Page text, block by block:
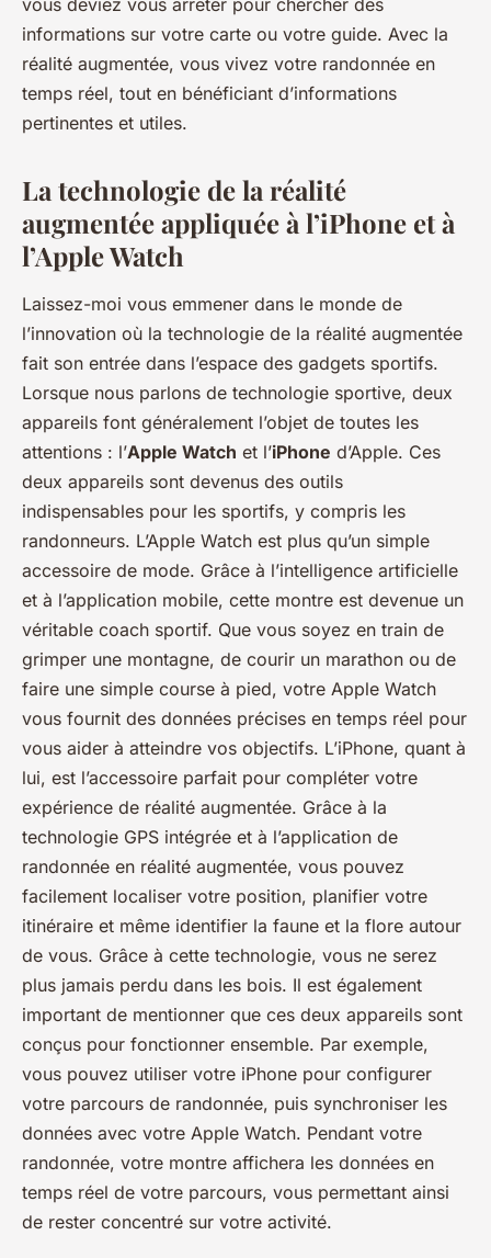
vous deviez vous arrêter pour chercher des
informations sur votre carte ou votre guide. Avec la
réalité augmentée, vous vivez votre randonnée en
temps réel, tout en bénéficiant d’informations
pertinentes et utiles.
La technologie de la réalité
augmentée appliquée à l’iPhone et à
l’Apple Watch
Laissez-moi vous emmener dans le monde de
l’innovation où la technologie de la réalité augmentée
fait son entrée dans l’espace des gadgets sportifs.
Lorsque nous parlons de technologie sportive, deux
appareils font généralement l’objet de toutes les
attentions : l’Apple Watch et l’iPhone d’Apple. Ces
deux appareils sont devenus des outils
indispensables pour les sportifs, y compris les
randonneurs. L’Apple Watch est plus qu’un simple
accessoire de mode. Grâce à l’intelligence artificielle
et à l’application mobile, cette montre est devenue un
véritable coach sportif. Que vous soyez en train de
grimper une montagne, de courir un marathon ou de
faire une simple course à pied, votre Apple Watch
vous fournit des données précises en temps réel pour
vous aider à atteindre vos objectifs. L’iPhone, quant à
lui, est l’accessoire parfait pour compléter votre
expérience de réalité augmentée. Grâce à la
technologie GPS intégrée et à l’application de
randonnée en réalité augmentée, vous pouvez
facilement localiser votre position, planifier votre
itinéraire et même identifier la faune et la flore autour
de vous. Grâce à cette technologie, vous ne serez
plus jamais perdu dans les bois. Il est également
important de mentionner que ces deux appareils sont
conçus pour fonctionner ensemble. Par exemple,
vous pouvez utiliser votre iPhone pour configurer
votre parcours de randonnée, puis synchroniser les
données avec votre Apple Watch. Pendant votre
randonnée, votre montre affichera les données en
temps réel de votre parcours, vous permettant ainsi
de rester concentré sur votre activité.